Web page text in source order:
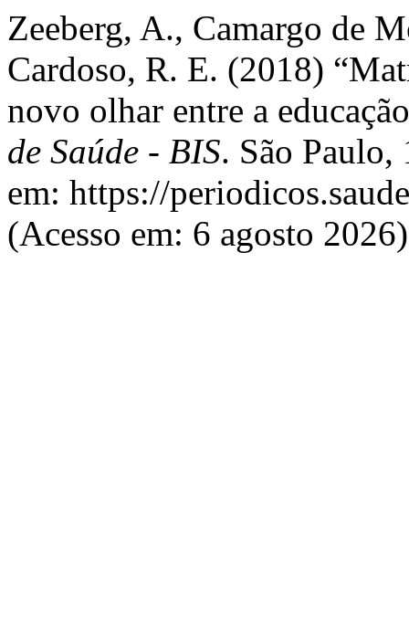
Zeeberg, A., Camargo de
Cardoso, R. E. (2018)
novo olhar entre a
de Saúde - BIS. São
em: https://
(Acesso em: 6 agosto